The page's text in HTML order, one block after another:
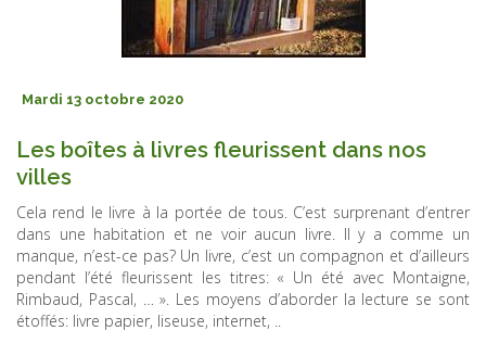
Mardi 13 octobre 2020
Les boîtes à livres fleurissent dans nos
villes
Cela rend le livre à la portée de tous. C’est surprenant d’entrer
dans une habitation et ne voir aucun livre. Il y a comme un
manque, n’est-ce pas? Un livre, c’est un compagnon et d’ailleurs
pendant l’été fleurissent les titres: « Un été avec Montaigne,
Rimbaud, Pascal, … ». Les moyens d’aborder la lecture se sont
étoffés: livre papier, liseuse, internet, ..